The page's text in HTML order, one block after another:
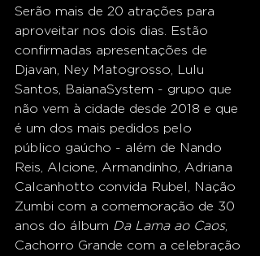
Serão mais de 20 atrações para
aproveitar nos dois dias. Estão
confirmadas apresentações de
Djavan, Ney Matogrosso, Lulu
Santos, BaianaSystem - grupo que
não vem à cidade desde 2018 e que
é um dos mais pedidos pelo
público gaúcho - além de Nando
Reis, Alcione, Armandinho, Adriana
Calcanhotto convida Rubel, Nação
Zumbi com a comemoração de 30
anos do álbum Da Lama ao Caos,
Cachorro Grande com a celebração